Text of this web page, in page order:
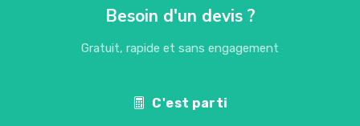
Besoin d'un devis ?
Gratuit, rapide et sans engagement
C'est parti